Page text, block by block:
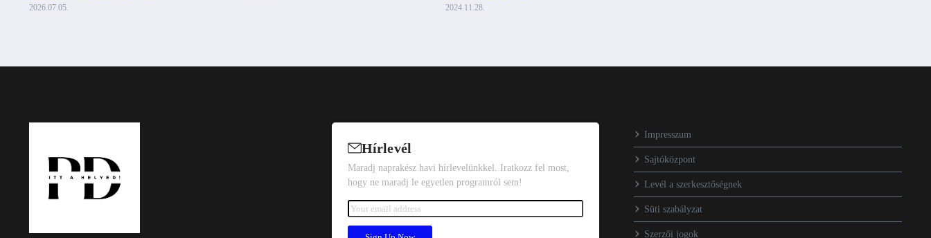
2026.07.05. 2024.11.28.
Hírlevél
Maradj naprakész havi hírlevelünkkel. Iratkozz fel most,
hogy ne maradj le egyetlen programról sem!
Impresszum
Sajtóközpont
Levél a szerkesztőségnek
Süti szabályzat
Szerzői jogok